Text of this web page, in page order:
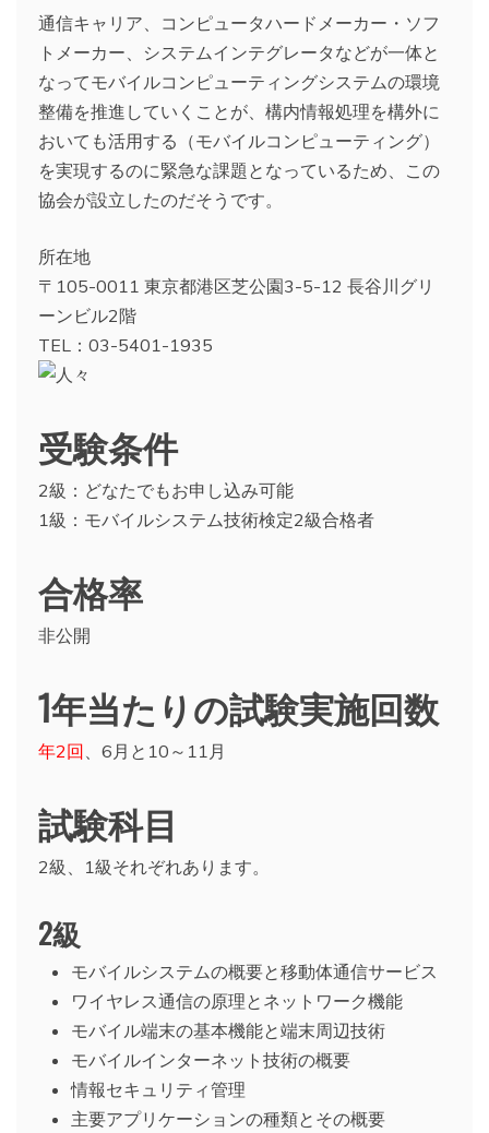
通信キャリア、コンピュータハードメーカー・ソフ
トメーカー、システムインテグレータなどが一体と
なってモバイルコンピューティングシステムの環境
整備を推進していくことが、構内情報処理を構外に
おいても活用する（モバイルコンピューティング）
を実現するのに緊急な課題となっているため、この
協会が設立したのだそうです。
所在地
〒105-0011 東京都港区芝公園3-5-12 長谷川グリ
ーンビル2階
TEL：03-5401-1935
受験条件
2級：どなたでもお申し込み可能
1級：モバイルシステム技術検定2級合格者
合格率
非公開
1年当たりの試験実施回数
年2回 、6月と10～11月
試験科目
2級、1級それぞれあります。
2級
モバイルシステムの概要と移動体通信サービス
ワイヤレス通信の原理とネットワーク機能
モバイル端末の基本機能と端末周辺技術
モバイルインターネット技術の概要
情報セキュリティ管理
主要アプリケーションの種類とその概要